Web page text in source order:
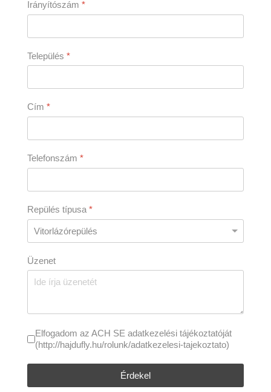
Irányítószám *
Település *
Cím *
Telefonszám *
Repülés típusa *
Üzenet
Elfogadom az ACH SE adatkezelési tájékoztatóját
(http://hajdufly.hu/rolunk/adatkezelesi-tajekoztato)
Érdekel